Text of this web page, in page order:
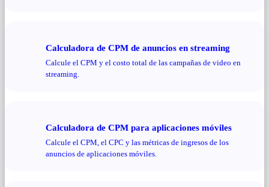
Calculadora de CPM de anuncios en streaming
Calcule el CPM y el costo total de las campañas de video en
streaming.
Calculadora de CPM para aplicaciones móviles
Calcule el CPM, el CPC y las métricas de ingresos de los
anuncios de aplicaciones móviles.